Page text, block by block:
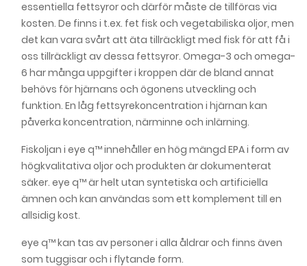
essentiella fettsyror och därför måste de tillföras via
kosten. De finns i t.ex. fet fisk och vegetabiliska oljor, men
det kan vara svårt att äta tillräckligt med fisk för att få i
oss tillräckligt av dessa fettsyror. Omega-3 och omega-
6 har många uppgifter i kroppen där de bland annat
behövs för hjärnans och ögonens utveckling och
funktion. En låg fettsyrekoncentration i hjärnan kan
påverka koncentration, närminne och inlärning.
Fiskoljan i eye q™ innehåller en hög mängd EPA i form av
högkvalitativa oljor och produkten är dokumenterat
säker. eye q™ är helt utan syntetiska och artificiella
ämnen och kan användas som ett komplement till en
allsidig kost.
eye q™ kan tas av personer i alla åldrar och finns även
som tuggisar och i flytande form.